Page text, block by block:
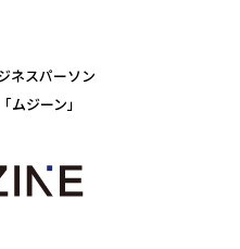
ネスパーソン
ムジーン」